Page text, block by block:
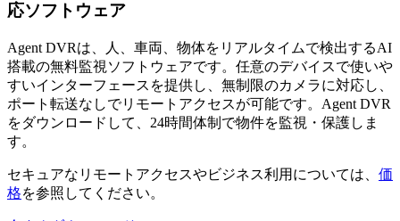
応ソフトウェア
Agent DVRは、人、車両、物体をリアルタイムで検出するAI
搭載の無料監視ソフトウェアです。任意のデバイスで使いや
すいインターフェースを提供し、無制限のカメラに対応し、
ポート転送なしでリモートアクセスが可能です。Agent DVR
をダウンロードして、24時間体制で物件を監視・保護しま
す。
セキュアなリモートアクセスやビジネス利用については、 価
格を参照してください。